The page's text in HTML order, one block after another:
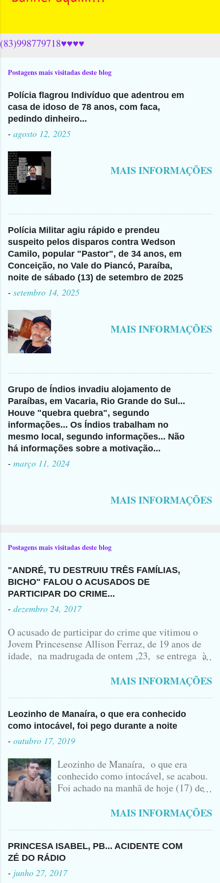
(83)998779718♥♥♥♥
Postagens mais visitadas deste blog
Polícia flagrou Indivíduo que adentrou em
casa de idoso de 78 anos, com faca,
pedindo dinheiro...
- agosto 12, 2025
MAIS INFORMAÇÕES
Polícia Militar agiu rápido e prendeu
suspeito pelos disparos contra Wedson
Camilo, popular "Pastor", de 34 anos, em
Conceição, no Vale do Piancó, Paraíba,
noite de sábado (13) de setembro de 2025
- setembro 14, 2025
MAIS INFORMAÇÕES
Grupo de Índios invadiu alojamento de
Paraíbas, em Vacaria, Rio Grande do Sul...
Houve "quebra quebra", segundo
informações... Os Índios trabalham no
mesmo local, segundo informações... Não
há informações sobre a motivação...
- março 11, 2024
MAIS INFORMAÇÕES
Postagens mais visitadas deste blog
"ANDRÉ, TU DESTRUIU TRÊS FAMÍLIAS,
BICHO" FALOU O ACUSADOS DE
PARTICIPAR DO CRIME...
- dezembro 24, 2017
O acusado de participar do crime que vitimou o
Jovem Princesense Allison Ferraz, de 19 anos de
idade, na madrugada de ontem ,23, se entrega à
vulgo ( CORRÓ ) falou como tudo aconteceu ...
MAIS INFORMAÇÕES
Leozinho de Manaíra, o que era conhecido
como intocável, foi pego durante a noite
- outubro 17, 2019
Leozinho de Manaíra, o que era
conhecido como intocável, se acabou.
Foi achado na manhã de hoje (17) de
no Sertão da Paraíba, o Lendário
Leozinho . Segundo informações , o
Criminoso Leonardo, 22 anos, foi
atingido com disparo de calibre 12. O
Procurado pela Justiça havia matado
a Namorada dele, Fabrícia Nogueira ,
MAIS INFORMAÇÕES
PRINCESA ISABEL, PB... ACIDENTE COM
ZÉ DO RÁDIO
- junho 27, 2017